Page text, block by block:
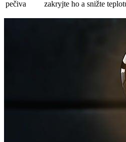
pečiva
⁣zakryjte ho⁣ a snižte